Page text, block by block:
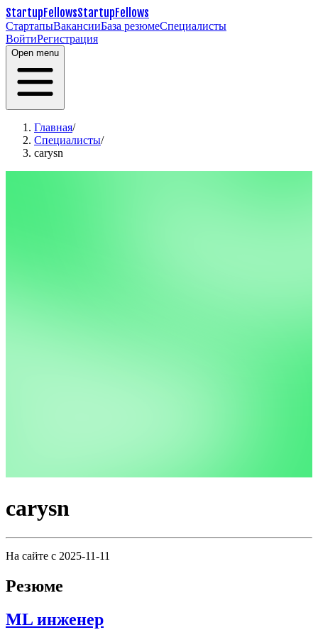
StartupFellowsStartupFellows
СтартапыВакансииБаза резюмеСпециалисты
ВойтиРегистрация
Open menu
Главная/
Специалисты/
carysn
carysn
На сайте с 2025-11-11
Резюме
ML инженер